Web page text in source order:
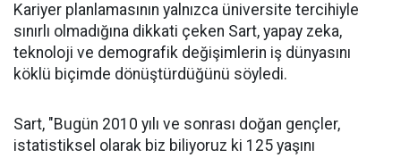
Kariyer planlamasının yalnızca üniversite tercihiyle
sınırlı olmadığına dikkati çeken Sart, yapay zeka,
teknoloji ve demografik değişimlerin iş dünyasını
köklü biçimde dönüştürdüğünü söyledi.
Sart, "Bugün 2010 yılı ve sonrası doğan gençler,
istatistiksel olarak biz biliyoruz ki 125 yaşını